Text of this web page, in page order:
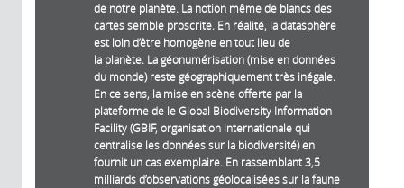
de notre planète. La notion même de blancs des
cartes semble proscrite. En réalité, la datasphère
est loin d’être homogène en tout lieu de
la planète. La géonumérisation (mise en données
du monde) reste géographiquement très inégale.
En ce sens, la mise en scène offerte par la
plateforme de le Global Biodiversity Information
Facility (GBIF, organisation internationale qui
centralise les données sur la biodiversité) en
fournit un cas exemplaire. En rassemblant 3,5
milliards d’observations géolocalisées sur la faune